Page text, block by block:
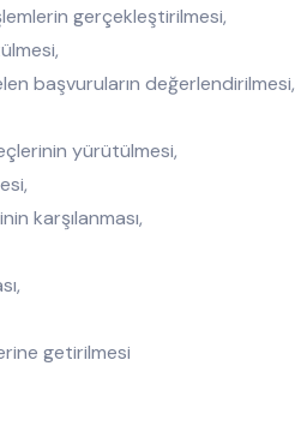
gerçekleştirilmesi,
başvuruların değerlendirilmesi,
yürütülmesi,
karşılanması,
getirilmesi